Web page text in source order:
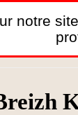
notre